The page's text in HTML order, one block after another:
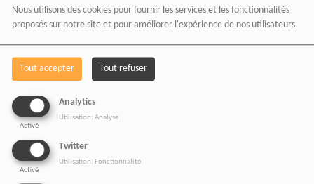
Nous utilisons des cookies pour fournir les services et les fonctionnalités
proposés sur notre site et pour améliorer l'expérience de nos utilisateurs.
Tout accepter Tout refuser
Analytics
Activé
Utilisation: Analyse
Twitter
Activé
Utilisation: Fonctionnalité